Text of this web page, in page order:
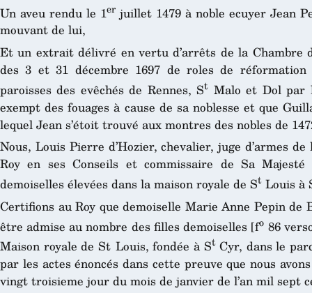
Un aveu rendu le 1er juillet 1479 à noble ecuyer Jean
mouvant de lui,
Et un extrait délivré en vertu d’arrêts de la Chambre
des 3 et 31 décembre 1697 de roles de réformation
paroisses des evêchés de Rennes, StMalo et Dol par
exempt des fouages à cause de sa noblesse et que
lequel Jean s’étoit trouvé aux montres des nobles de
Nous, Louis Pierre d’Hozier, chevalier, juge d’armes
Roy en ses Conseils et commissaire de Sa
demoiselles élevées dans la maison royale de StLouis à
Certifions au Roy que demoiselle Marie Anne Pepin de
être admise au nombre des filles demoiselles [fo86
Maison royale de St Louis, fondée à StCyr, dans le
par les actes énoncés dans cette preuve que nous
vingt troisieme jour du mois de janvier de l’an mil sept